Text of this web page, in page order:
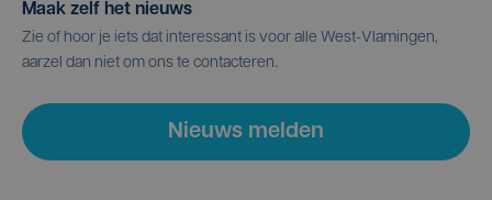
Maak zelf het nieuws
Zie of hoor je iets dat interessant is voor alle West-Vlamingen,
aarzel dan niet om ons te contacteren.
Nieuws melden